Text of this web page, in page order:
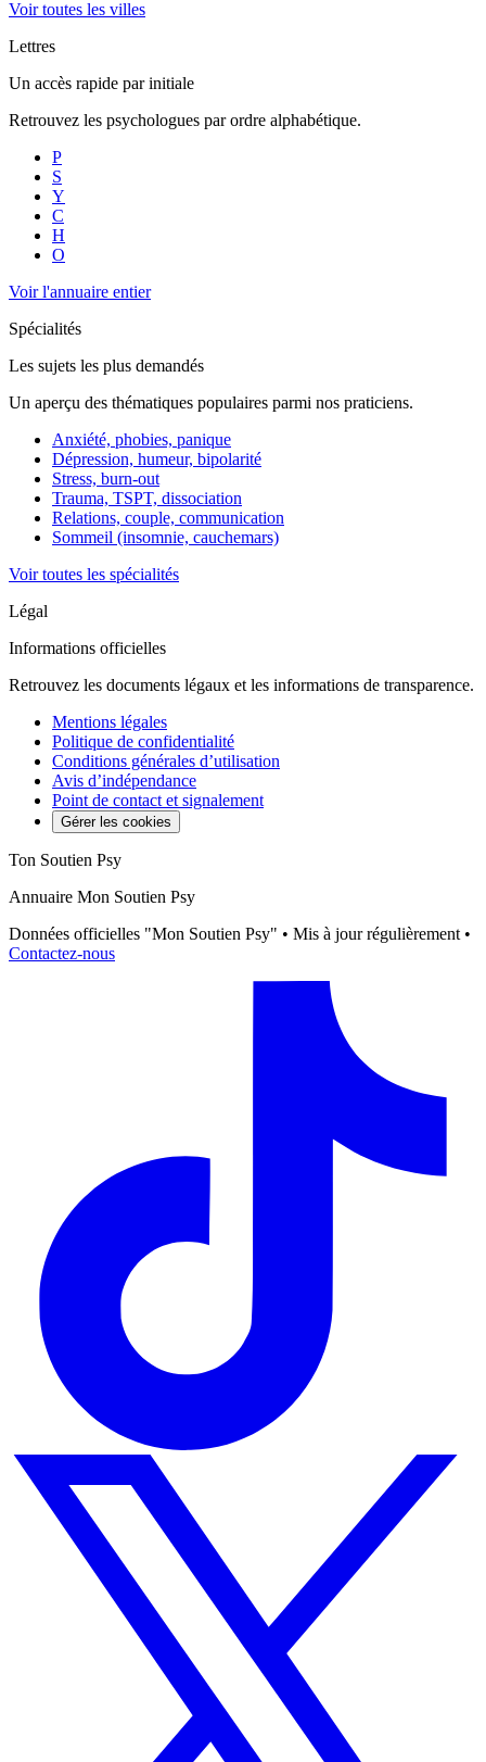
Voir toutes les villes
Lettres
Un accès rapide par initiale
Retrouvez les psychologues par ordre alphabétique.
P
S
Y
C
H
O
Voir l'annuaire entier
Spécialités
Les sujets les plus demandés
Un aperçu des thématiques populaires parmi nos praticiens.
Anxiété, phobies, panique
Dépression, humeur, bipolarité
Stress, burn-out
Trauma, TSPT, dissociation
Relations, couple, communication
Sommeil (insomnie, cauchemars)
Voir toutes les spécialités
Légal
Informations officielles
Retrouvez les documents légaux et les informations de transparence.
Mentions légales
Politique de confidentialité
Conditions générales d’utilisation
Avis d’indépendance
Point de contact et signalement
Gérer les cookies
Ton Soutien Psy
Annuaire Mon Soutien Psy
Données officielles "Mon Soutien Psy" • Mis à jour régulièrement •
Contactez-nous